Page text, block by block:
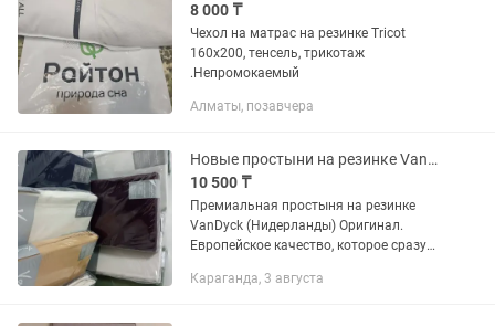
8 000 ₸
Чехол на матрас на резинке Tricot
160x200, тенсель, трикотаж
.Непромокаемый
Алматы, позавчера
Новые простыни на резинке VanDyck
10 500 ₸
Премиальная простыня на резинке
VanDyck (Нидерланды) Оригинал.
Европейское качество, которое сразу
идеально садится по матрасу. ✔️
Караганда, 3 августа